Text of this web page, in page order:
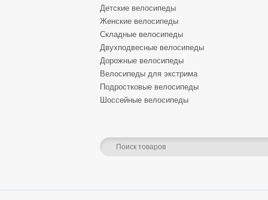
Детские велосипеды
Женские велосипеды
Складные велосипеды
Двухподвесные велосипеды
Дорожные велосипеды
Велосипеды для экстрима
Подростковые велосипеды
Шоссейные велосипеды